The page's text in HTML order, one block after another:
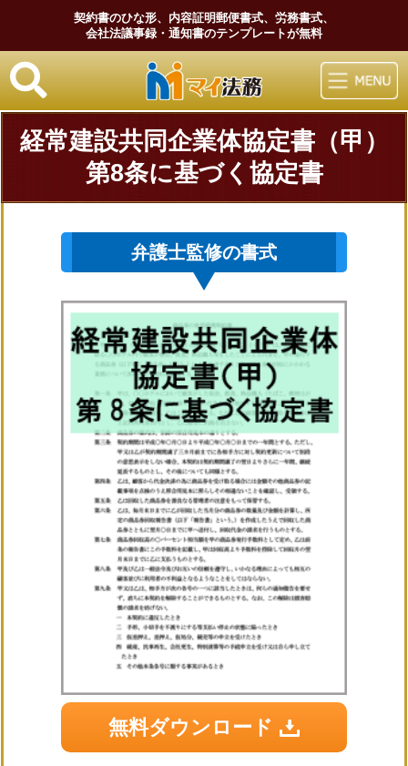
契約書のひな形、内容証明郵便書式、労務書式、
会社法議事録・通知書のテンプレートが無料
マイ法務
経常建設共同企業体協定書（甲）
第8条に基づく協定書
弁護士監修の書式
無料ダウンロード